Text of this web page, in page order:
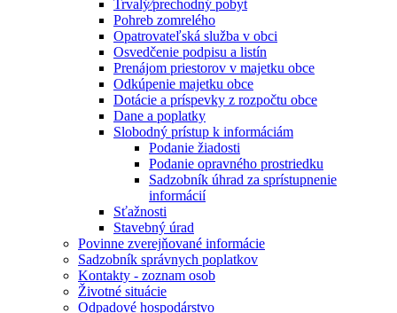
Trvalý⁄prechodný pobyt
Pohreb zomrelého
Opatrovateľská služba v obci
Osvedčenie podpisu a listín
Prenájom priestorov v majetku obce
Odkúpenie majetku obce
Dotácie a príspevky z rozpočtu obce
Dane a poplatky
Slobodný prístup k informáciám
Podanie žiadosti
Podanie opravného prostriedku
Sadzobník úhrad za sprístupnenie
informácií
Sťažnosti
Stavebný úrad
Povinne zverejňované informácie
Sadzobník správnych poplatkov
Kontakty - zoznam osob
Životné situácie
Odpadové hospodárstvo